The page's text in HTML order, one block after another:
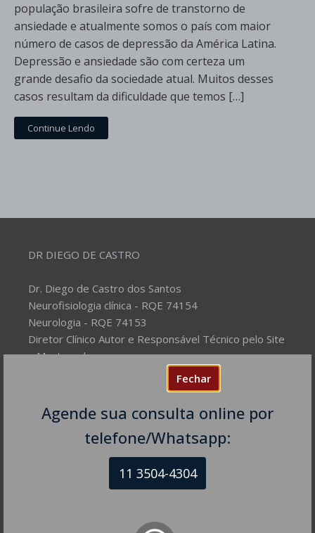
Fechar
Agende sua consulta online por
telefone/Whatsapp:
11 3504-4304
população brasileira sofre de transtorno de
ansiedade e atualmente somos o país com maior
número de casos de depressão da América Latina.
Depressão e ansiedade são com certeza um
grande desafio da sociedade atual. Muitos desses
casos resultam da dificuldade que temos […]
Continue Lendo
DR DIEGO DE CASTRO
Dr. Diego de Castro dos Santos
Neurofisiologia clínica - RQE 74154
Neurologia - RQE 74153
Diretor Clínico Autor e Responsável Técnico pelo Site
– Mantenedor.
Prover Soluções cada vez mais
completas de forma facilitada para a gestão da saúde
e o bem-estar das pessoas, com excelência,
humanidade e sustentabilidade. Destinado ao
público em geral.